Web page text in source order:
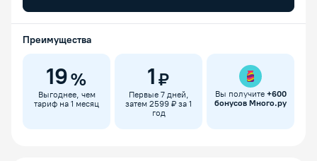
Преимущества
19%
Выгоднее, чем
тариф на 1 месяц
1 ₽
Первые 7 дней,
затем 2599 ₽ за 1
год
Вы получите +600
бонусов Много.ру